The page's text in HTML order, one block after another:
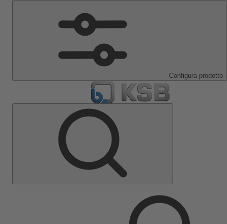
Configura prodotto